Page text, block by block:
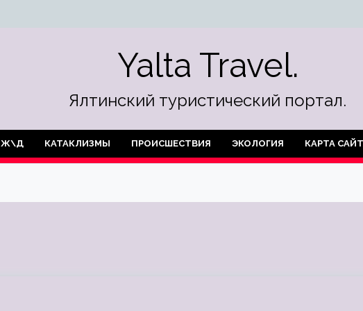
Yalta Travel.
Ялтинский туристический портал.
Ж\Д КАТАКЛИЗМЫ ПРОИСШЕСТВИЯ ЭКОЛОГИЯ КАРТА